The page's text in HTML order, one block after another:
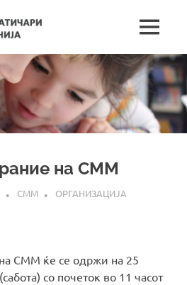
на
на
Македонија
MENU
на СММ
СММ ОРГАНИЗАЦИЈА
СММ ќе се одржи на 25
со почеток во 11 часот